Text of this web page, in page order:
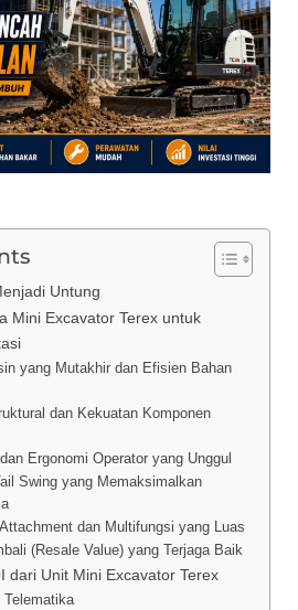
Untung
Mini Excavator Terex untuk
yang Mutakhir dan Efisien Bahan
dan Kekuatan Komponen
Ergonomi Operator yang Unggul
Swing yang Memaksimalkan
dan Multifungsi yang Luas
(Resale Value) yang Terjaga Baik
dari Unit Mini Excavator Terex
Telematika